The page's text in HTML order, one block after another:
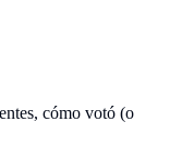
cómo votó (o